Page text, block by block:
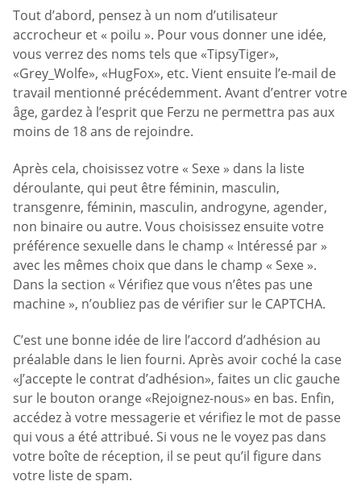
Tout d’abord, pensez à un nom d’utilisateur
accrocheur et « poilu ». Pour vous donner une idée,
vous verrez des noms tels que «TipsyTiger»,
«Grey_Wolfe», «HugFox», etc. Vient ensuite l’e-mail de
travail mentionné précédemment. Avant d’entrer votre
âge, gardez à l’esprit que Ferzu ne permettra pas aux
moins de 18 ans de rejoindre.
Après cela, choisissez votre « Sexe » dans la liste
déroulante, qui peut être féminin, masculin,
transgenre, féminin, masculin, androgyne, agender,
non binaire ou autre. Vous choisissez ensuite votre
préférence sexuelle dans le champ « Intéressé par »
avec les mêmes choix que dans le champ « Sexe ».
Dans la section « Vérifiez que vous n’êtes pas une
machine », n’oubliez pas de vérifier sur le CAPTCHA.
C’est une bonne idée de lire l’accord d’adhésion au
préalable dans le lien fourni. Après avoir coché la case
«J’accepte le contrat d’adhésion», faites un clic gauche
sur le bouton orange «Rejoignez-nous» en bas. Enfin,
accédez à votre messagerie et vérifiez le mot de passe
qui vous a été attribué. Si vous ne le voyez pas dans
votre boîte de réception, il se peut qu’il figure dans
votre liste de spam.